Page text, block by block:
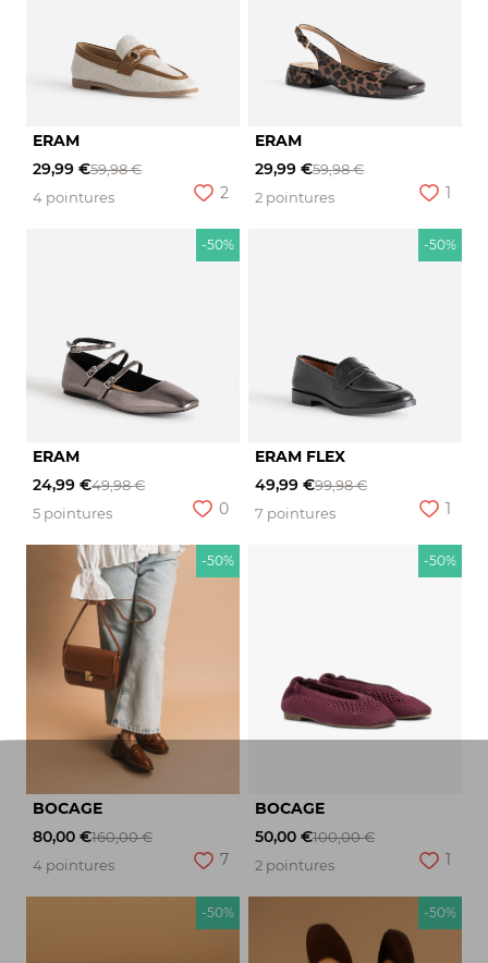
ERAM
29,99 €59,98 €
4 pointures
2
ERAM
29,99 €59,98 €
2 pointures
1
-50%
ERAM
24,99 €49,98 €
5 pointures
0
-50%
ERAM FLEX
49,99 €99,98 €
7 pointures
1
-50%
BOCAGE
80,00 €160,00 €
4 pointures
7
-50%
BOCAGE
50,00 €100,00 €
2 pointures
1
-50% -50%